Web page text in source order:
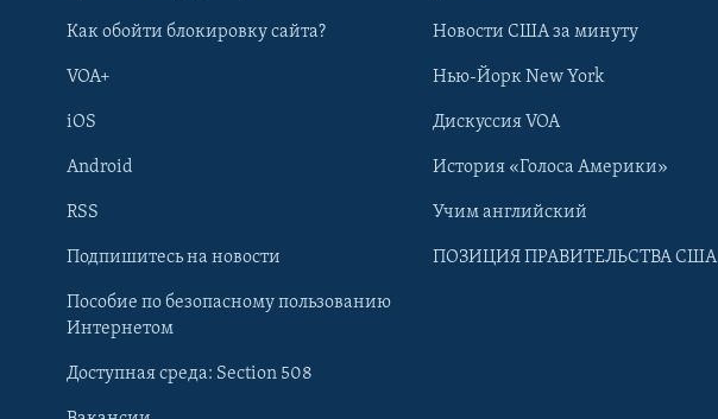
Learning English
Как обойти блокировку сайта?
VOA+
iOS
Android
RSS
Подпишитесь на новости
Пособие по безопасному пользованию
Интернетом
Доступная среда: Section 508
Новости США за минуту
Нью-Йорк New York
Дискуссия VOA
История «Голоса Америки»
Учим английский
ПОЗИЦИЯ ПРАВИТЕЛЬСТВА США